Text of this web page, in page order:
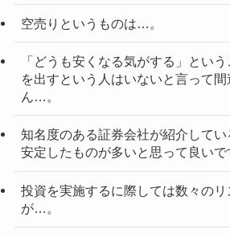
空売りというものは…。
「どうも安くなる気がする」とい
を出すという人はいないと言って
ん…。
知名度のある証券会社が紹介してい
安定したものが多いと思って良いで
投資を実施するに際しては数々の
が…。